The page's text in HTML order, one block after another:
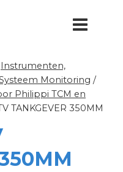
Instrumenten,
Monitoring /
Philippi TCM en
TANKGEVER 350MM